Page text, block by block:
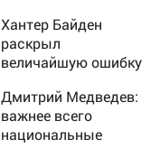
командовании ВМФ
России за это
полетят головы?
Хантер Байден
раскрыл
величайшую ошибку
бездействие против
Трампа
Дмитрий Медведев:
важнее всего
национальные